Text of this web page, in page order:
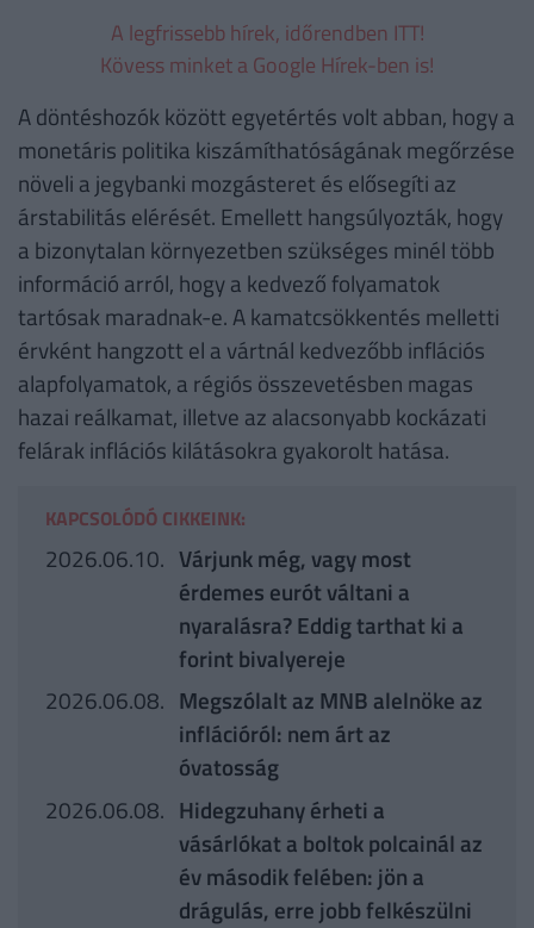
A legfrissebb hírek, időrendben ITT!
Kövess minket a Google Hírek-ben is!
A döntéshozók között egyetértés volt abban, hogy a
monetáris politika kiszámíthatóságának megőrzése
növeli a jegybanki mozgásteret és elősegíti az
árstabilitás elérését. Emellett hangsúlyozták, hogy
a bizonytalan környezetben szükséges minél több
információ arról, hogy a kedvező folyamatok
tartósak maradnak-e. A kamatcsökkentés melletti
érvként hangzott el a vártnál kedvezőbb inflációs
alapfolyamatok, a régiós összevetésben magas
hazai reálkamat, illetve az alacsonyabb kockázati
felárak inflációs kilátásokra gyakorolt hatása.
KAPCSOLÓDÓ CIKKEINK:
2026.06.10. Várjunk még, vagy most
érdemes eurót váltani a
nyaralásra? Eddig tarthat ki a
forint bivalyereje
2026.06.08. Megszólalt az MNB alelnöke az
inflációról: nem árt az
óvatosság
2026.06.08. Hidegzuhany érheti a
vásárlókat a boltok polcainál az
év második felében: jön a
drágulás, erre jobb felkészülni